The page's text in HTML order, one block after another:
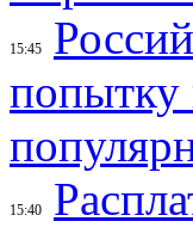
15:45
попытку
15:40